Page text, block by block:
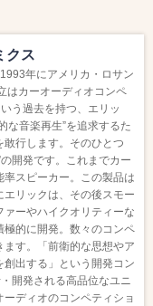
クス
年にアメリカ・ロサン
はカーオーディオコンペ
う過去を持つ、エリッ
な音楽再生”を追求するた
行します。そのひとつ
開発です。これまでカー
スピーカー。この製品は
リックは、その後スモー
ーやハイクオリティーな
極的に開発。数々のコンペ
す。「前衛的な思想やア
出する」という開発コン
開発される高品位なユニ
ディオのコンペティショ